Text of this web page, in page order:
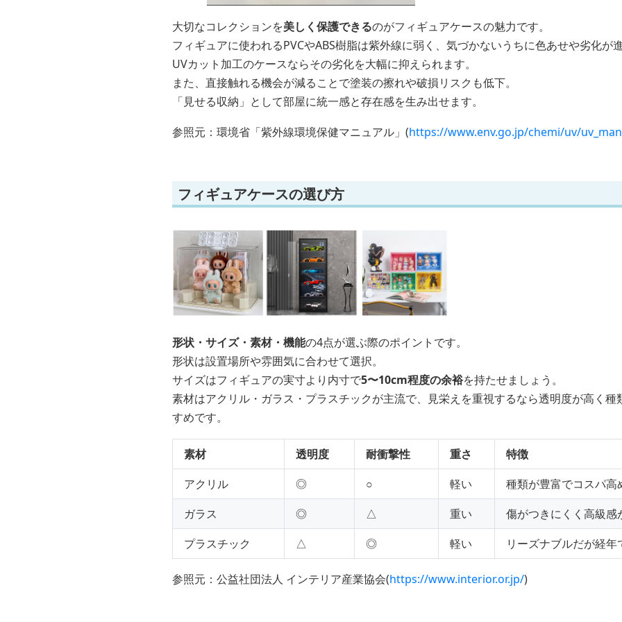
大切なコレクションを美しく保護できるのがフィギュアケースの魅力です。
フィギュアに使われるPVCやABS樹脂は紫外線に弱く、気づかないうちに色あせや劣化が進
UVカット加工のケースならその劣化を大幅に抑えられます。
また、直接触れる機会が減ることで塗装の擦れや破損リスクも低下。
「見せる収納」として部屋に統一感と存在感を生み出せます。
参照元：環境省「紫外線環境保健マニュアル」(https://www.env.go.jp/chemi/uv/
フィギュアケースの選び方
形状・サイズ・素材・機能の4点が選ぶ際のポイントです。
形状は設置場所や雰囲気に合わせて選択。
サイズはフィギュアの実寸より内寸で5〜10cm程度の余裕を持たせましょう。
素材はアクリル・ガラス・プラスチックが主流で、見栄えを重視するなら透明度が高く種
すめです。
素材 透明度 耐衝撃性 重さ
特徴
アクリル
◎ ○ 軽い
種類が豊富でコスパ高
ガラス
◎ △ 重い
傷がつきにくく高級感
プラスチック
△ ◎ 軽い リーズナブルだが経年
参照元：公益社団法人 インテリア産業協会(https://www.interior.or.jp/)